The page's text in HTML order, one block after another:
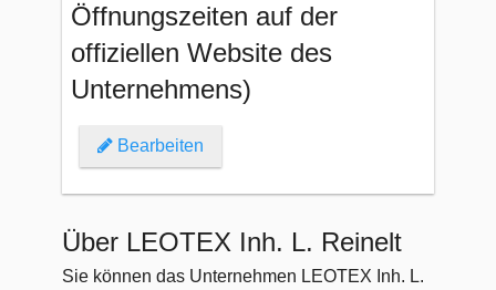
Öffnungszeiten auf der
offiziellen Website des
Unternehmens)
Bearbeiten
Über LEOTEX Inh. L. Reinelt
Sie können das Unternehmen LEOTEX Inh. L.